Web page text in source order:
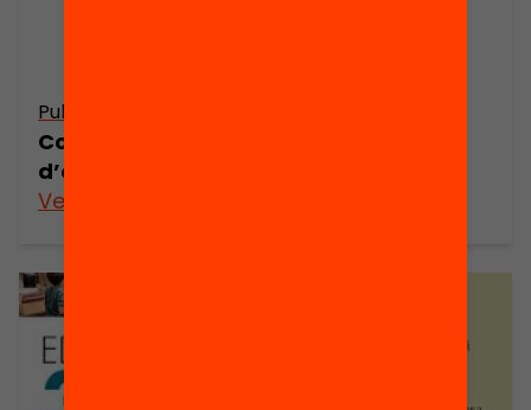
Publicació
Contribucions dels plans educatius
d’entorn a la iniciativa Educació 360
Veure’n més